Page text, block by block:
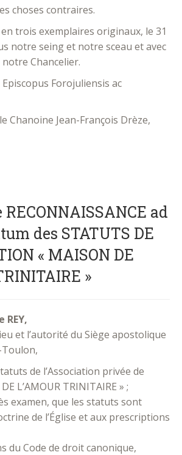
choses contraires.
trois exemplaires originaux, le 31
notre seing et notre sceau et avec
Chancelier.
Episcopus Forojuliensis ac
Chanoine Jean-François Drèze,
RECONNAISSANCE ad
des STATUTS DE
« MAISON DE
»
REY,
et l’autorité du Siège apostolique
Toulon,
de l’Association privée de
L’AMOUR TRINITAIRE » ;
examen, que les statuts sont
de l’Église et aux prescriptions
du Code de droit canonique,